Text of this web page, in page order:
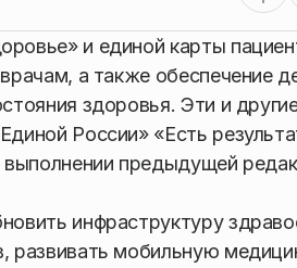
и единой карты
а также обеспечение
здоровья. Эти и
России» «Есть
предыдущей
инфраструктуру
развивать мобильную